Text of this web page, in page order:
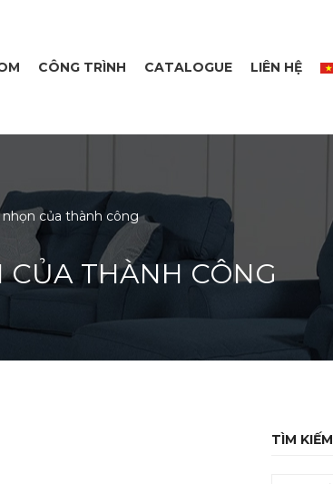
CÔNG TRÌNH CATALOGUE LIÊN HỆ
nhọn của thành công
CỦA THÀNH CÔNG
TÌM KIẾM